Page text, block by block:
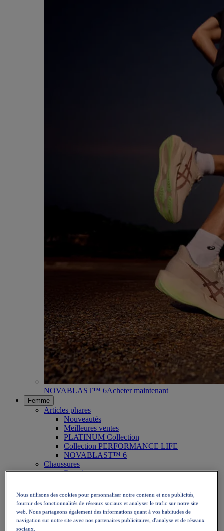
NOVABLAST™ 6Acheter maintenant
Femme
Articles phares
Nouveautés
Meilleures ventes
PLATINUM Collection
Collection PERFORMANCE LIFE
NOVABLAST™ 6
Chaussures
Running
Tennis
Volley
Handball
Padel
Nous utilisons des cookies pour personnaliser notre contenu et nos publicités,
fournir des fonctionnalités de réseaux sociaux et analyser le trafic sur notre site
web. Nous partageons également des informations quant à vos habitudes de
navigation sur notre site avec nos partenaires publicitaires, d'analyse et de réseaux
sociaux.